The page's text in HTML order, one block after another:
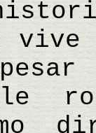
vive